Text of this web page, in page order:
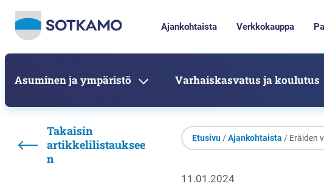
Ajankohtaista Verkkokauppa
Asuminen ja ympäristö Varhaiskasvatus ja koulutus
Takaisin
artikkelilistauksee
n
Etusivu/Ajankohtaista / Eräiden
11.01.2024